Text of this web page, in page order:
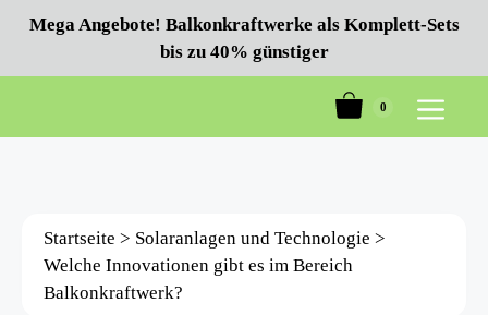
Mega Angebote! Balkonkraftwerke als Komplett-Sets
bis zu 40% günstiger
0
Menü
Startseite > Solaranlagen und Technologie >
Welche Innovationen gibt es im Bereich
Balkonkraftwerk?